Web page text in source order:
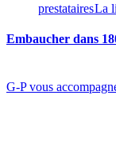
prestataires​​La
Embaucher dans
G-P vous